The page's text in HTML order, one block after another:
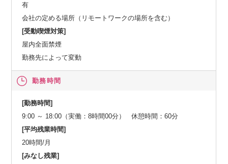
有
会社の定める場所（リモートワークの場所を含む）
[受動喫煙対策]
屋内全面禁煙
勤務先によって変動
勤務時間
[勤務時間]
9:00 ～ 18:00（実働：8時間00分） 休憩時間：60分
[平均残業時間]
20時間/月
[みなし残業]